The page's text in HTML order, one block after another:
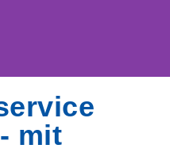
mit